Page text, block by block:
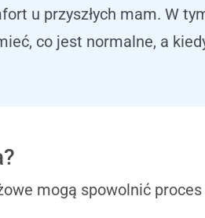
u przyszłych mam. W
co jest normalne, a
mogą spowolnić